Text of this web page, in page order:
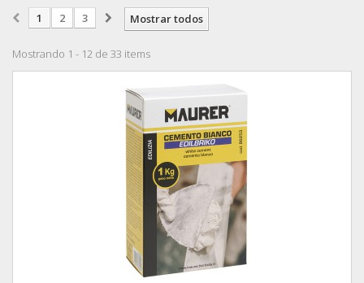
Mostrar todos
1 2 3
Mostrando 1 - 12 de 33 items